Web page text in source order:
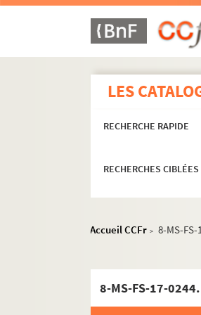
LES
RECHERCHE RAPIDE
RECHERCHES CIBLÉES
Accueil CCFr > 8-MS-
8-MS-FS-17-
Guillaume Apollinaire
Revues
Pierre-
8-